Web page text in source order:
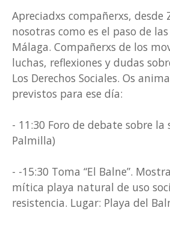
Apreciadxs compañerxs,
nosotras como es el paso de las
Málaga. Compañerxs de los
luchas, reflexiones y dudas
Los Derechos Sociales. Os
previstos para ese día:
- 11:30 Foro de debate sobre
Palmilla)
- -15:30 Toma “El Balne”.
mítica playa natural de uso
resistencia. Lugar: Playa del